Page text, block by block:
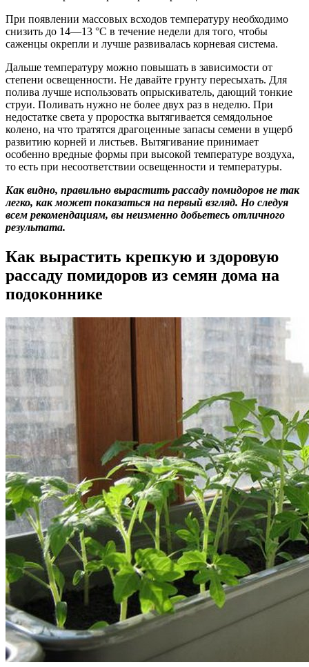
При появлении массовых всходов температуру необходимо
снизить до 14—13 °С в течение недели для того, чтобы
саженцы окрепли и лучше развивалась корневая система.
Дальше температуру можно повышать в зависимости от
степени освещенности. Не давайте грунту пересыхать. Для
полива лучше использовать опрыскиватель, дающий тонкие
струи. Поливать нужно не более двух раз в неделю. При
недостатке света у проростка вытягивается семядольное
колено, на что тратятся драгоценные запасы семени в ущерб
развитию корней и листьев. Вытягивание принимает
особенно вредные формы при высокой температуре воздуха,
то есть при несоответствии освещенности и температуры.
Как видно, правильно вырастить рассаду помидоров не так
легко, как может показаться на первый взгляд. Но следуя
всем рекомендациям, вы неизменно добьетесь отличного
результата.
Как вырастить крепкую и здоровую
рассаду помидоров из семян дома на
подоконнике